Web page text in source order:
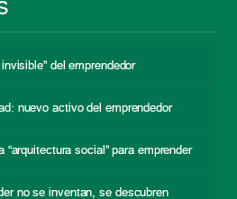
del emprendedor
nuevo activo del emprendedor
“arquitectura social” para emprender
no se inventan, se descubren